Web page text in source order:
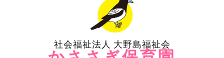
社会福祉法人 大野島福祉会